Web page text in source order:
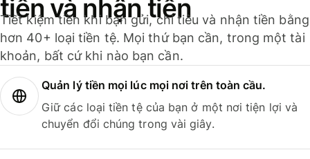
tiền và nhận tiền
Tiết kiệm tiền khi bạn gửi, chi tiêu và nhận tiền bằng
hơn 40+ loại tiền tệ. Mọi thứ bạn cần, trong một tài
khoản, bất cứ khi nào bạn cần.
Quản lý tiền mọi lúc mọi nơi trên toàn cầu.
Giữ các loại tiền tệ của bạn ở một nơi tiện lợi và
chuyển đổi chúng trong vài giây.